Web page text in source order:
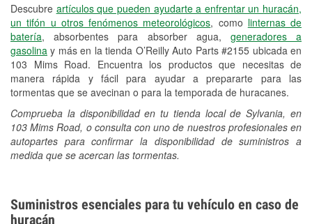
Descubre artículos que pueden ayudarte a enfrentar un huracán,
un tifón u otros fenómenos meteorológicos, como linternas de
batería, absorbentes para absorber agua, generadores a
gasolina y más en la tienda O’Reilly Auto Parts #2155 ubicada en
103 Mims Road. Encuentra los productos que necesitas de
manera rápida y fácil para ayudar a prepararte para las
tormentas que se avecinan o para la temporada de huracanes.
Comprueba la disponibilidad en tu tienda local de Sylvania, en
103 Mims Road, o consulta con uno de nuestros profesionales en
autopartes para confirmar la disponibilidad de suministros a
medida que se acercan las tormentas.
Suministros esenciales para tu vehículo en caso de
huracán